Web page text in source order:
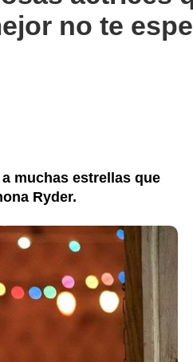
no te
muchas estrellas que
Ryder.